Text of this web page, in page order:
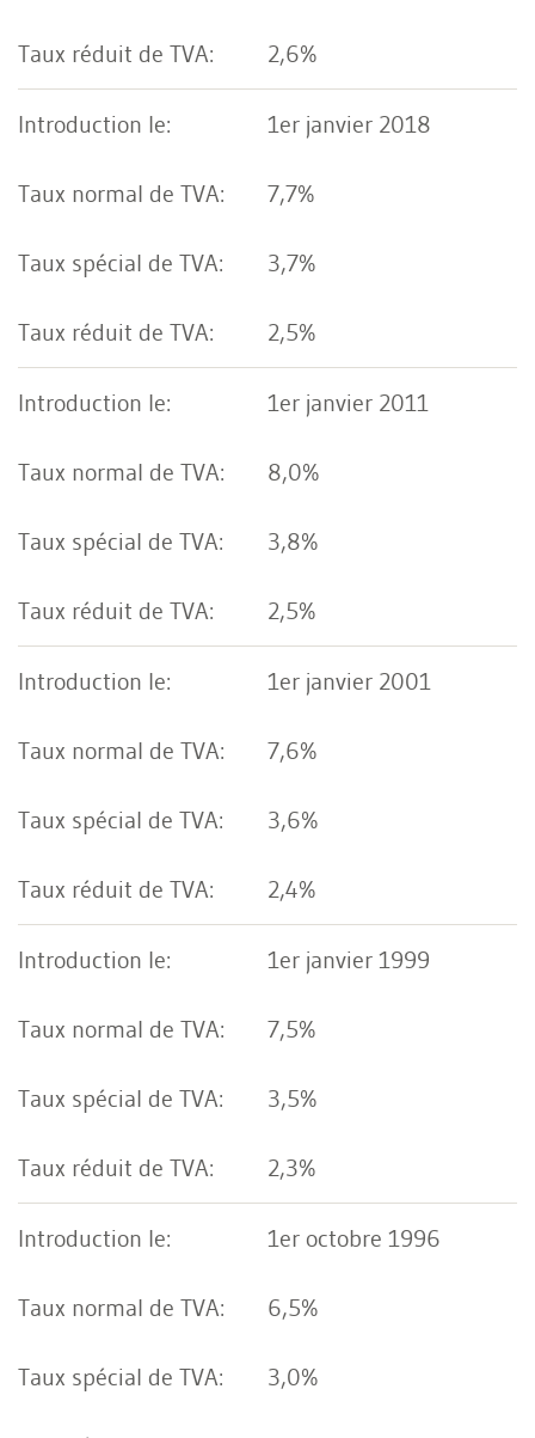
2,6%
1er janvier 2018
7,7%
3,7%
2,5%
1er janvier 2011
8,0%
3,8%
2,5%
1er janvier 2001
7,6%
3,6%
2,4%
1er janvier 1999
7,5%
3,5%
2,3%
1er octobre 1996
6,5%
3,0%